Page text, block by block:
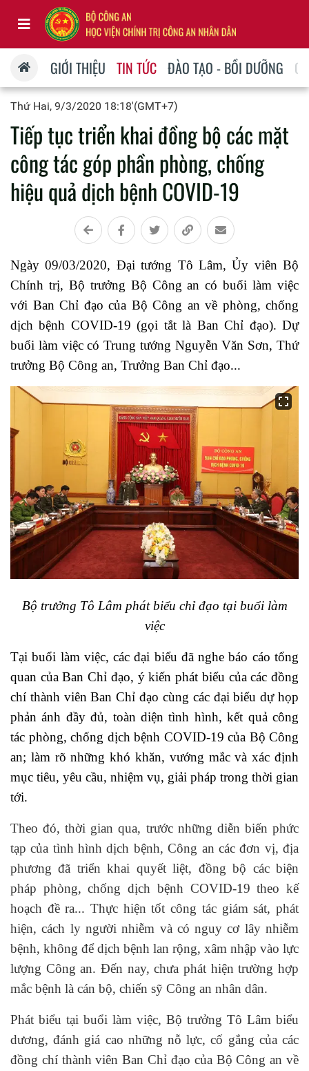
GIỚI THIỆU TIN TỨC ĐÀO TẠO - BỒI DƯỠNG
Thứ Hai, 9/3/2020 18:18'(GMT+7)
Tiếp tục triển khai đồng bộ các mặt
công tác góp phần phòng, chống
hiệu quả dịch bệnh COVID-19
Ngày 09/03/2020, Đại tướng Tô Lâm, Ủy viên Bộ
Chính trị, Bộ trưởng Bộ Công an có buổi làm việc
với Ban Chỉ đạo của Bộ Công an về phòng, chống
dịch bệnh COVID-19 (gọi tắt là Ban Chỉ đạo). Dự
buổi làm việc có Trung tướng Nguyễn Văn Sơn, Thứ
trưởng Bộ Công an, Trưởng Ban Chỉ đạo...
Bộ trưởng Tô Lâm phát biểu chỉ đạo tại buổi làm
việc
Tại buổi làm việc, các đại biểu đã nghe báo cáo tổng
quan của Ban Chỉ đạo, ý kiến phát biểu của các đồng
chí thành viên Ban Chỉ đạo cùng các đại biểu dự họp
phản ánh đầy đủ, toàn diện tình hình, kết quả công
tác phòng, chống dịch bệnh COVID-19 của Bộ Công
an; làm rõ những khó khăn, vướng mắc và xác định
mục tiêu, yêu cầu, nhiệm vụ, giải pháp trong thời gian
tới.
Theo đó, thời gian qua, trước những diễn biến phức
tạp của tình hình dịch bệnh, Công an các đơn vị, địa
phương đã triển khai quyết liệt, đồng bộ các biện
pháp phòng, chống dịch bệnh COVID-19 theo kế
hoạch đề ra... Thực hiện tốt công tác giám sát, phát
hiện, cách ly người nhiễm và có nguy cơ lây nhiễm
bệnh, không để dịch bệnh lan rộng, xâm nhập vào lực
lượng Công an. Đến nay, chưa phát hiện trường hợp
mắc bệnh là cán bộ, chiến sỹ Công an nhân dân.
Phát biểu tại buổi làm việc, Bộ trưởng Tô Lâm biểu
dương, đánh giá cao những nỗ lực, cố gắng của các
đồng chí thành viên Ban Chỉ đạo của Bộ Công an về